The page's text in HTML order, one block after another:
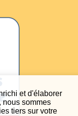
et d'élaborer
nous sommes
tiers sur votre